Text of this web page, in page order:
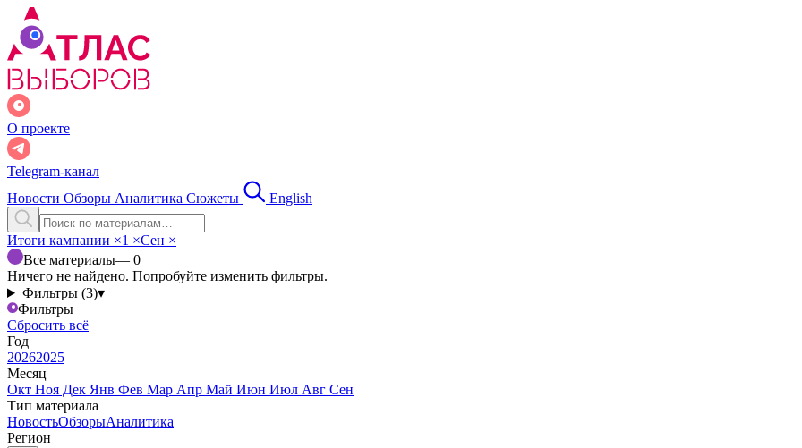
О проекте
Telegram-канал
Новости Обзоры Аналитика Сюжеты English
Итоги кампании ×1 ×Сен ×
Все материалы— 0
Ничего не найдено. Попробуйте изменить фильтры.
Фильтры (3)▾
Фильтры
Сбросить всё
Год
20262025
Месяц
Окт Ноя Дек Янв Фев Мар Апр Май Июн Июл Авг Сен
Тип материала
НовостьОбзорыАналитика
Регион